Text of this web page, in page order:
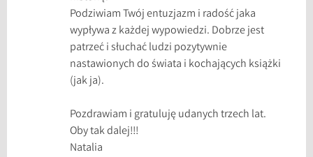
Podziwiam Twój entuzjazm i radość jaka
wypływa z każdej wypowiedzi. Dobrze jest
patrzeć i słuchać ludzi pozytywnie
nastawionych do świata i kochających książki
(jak ja).
Pozdrawiam i gratuluję udanych trzech lat.
Oby tak dalej!!!
Natalia